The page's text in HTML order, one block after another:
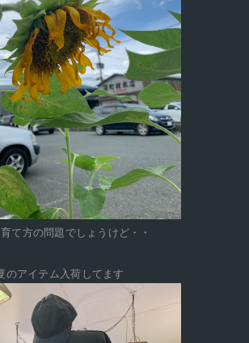
て方の問題でしょうけど・・
のアイテム入荷してます